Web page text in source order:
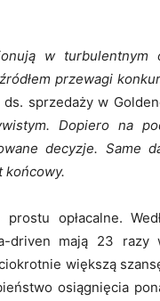
w turbulentnym
przewagi
sprzedaży w
Dopiero na
decyzje. Same
końcowy.
opłacalne.
mają 23 razy
większą
osiągnięcia